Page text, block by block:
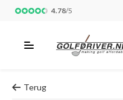
4.78/5
Terug